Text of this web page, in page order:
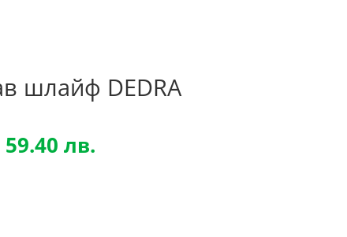
шлайф DEDRA
лв.Текущата